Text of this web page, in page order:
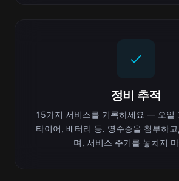
정비 추적
15가지 서비스를 기록하세요 — 오일
타이어, 배터리 등. 영수증을 첨부하
며, 서비스 주기를 놓치지